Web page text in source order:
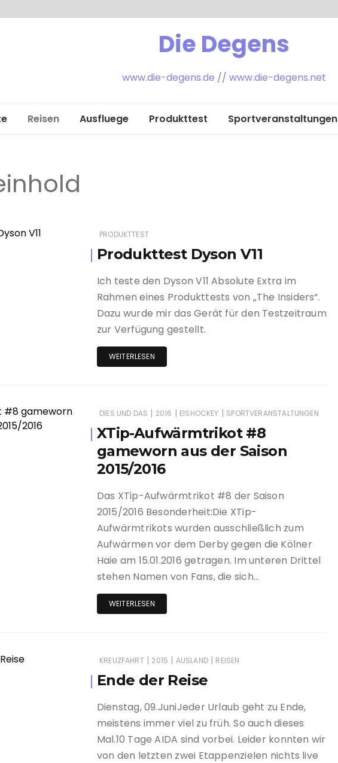
Die Degens
www.die-degens.de // www.die-degens.net
Reisen
Kreuzfahrt
Ausfluege Produkttest Sportveranstaltungen
PRODUKTTEST
Produkttest Dyson V11
Ich teste den Dyson V11 Absolute Extra im
Rahmen eines Produkttests von „The Insiders“.
Dazu wurde mir das Gerät für den Testzeitraum
zur Verfügung gestellt.
WEITERLESEN
DIES UND DAS | 2016 | EISHOCKEY | SPORTVERANSTALTUNGEN
XTip-Aufwärmtrikot #8
gameworn aus der Saison
2015/2016
Das XTip-Aufwärmtrikot #8 der Saison
2015/2016 Besonderheit:Die XTip-
Aufwärmtrikots wurden ausschließlich zum
Aufwärmen vor dem Derby gegen die Kölner
Haie am 15.01.2016 getragen. Im unteren Drittel
stehen Namen von Fans, die sich…
WEITERLESEN
KREUZFAHRT | 2015 | AUSLAND | REISEN
Ende der Reise
Dienstag, 09.JuniJeder Urlaub geht zu Ende,
meistens immer viel zu früh. So auch dieses
Mal.10 Tage AIDA sind vorbei. Leider konnten wir
von den letzten zwei Etappenzielen nichts live